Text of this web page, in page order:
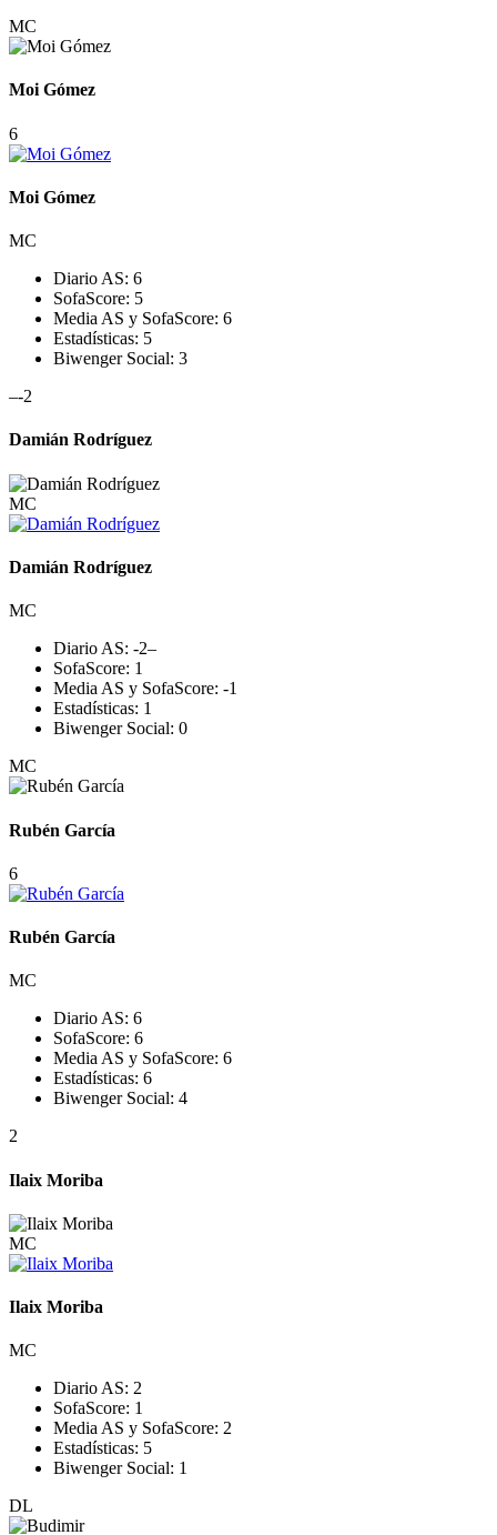
MC
Moi Gómez
6
Moi Gómez
MC
Diario AS: 6
SofaScore: 5
Media AS y SofaScore: 6
Estadísticas: 5
Biwenger Social: 3
–-2
Damián Rodríguez
MC
Damián Rodríguez
MC
Diario AS: -2–
SofaScore: 1
Media AS y SofaScore: -1
Estadísticas: 1
Biwenger Social: 0
MC
Rubén García
6
Rubén García
MC
Diario AS: 6
SofaScore: 6
Media AS y SofaScore: 6
Estadísticas: 6
Biwenger Social: 4
2
Ilaix Moriba
MC
Ilaix Moriba
MC
Diario AS: 2
SofaScore: 1
Media AS y SofaScore: 2
Estadísticas: 5
Biwenger Social: 1
DL